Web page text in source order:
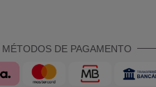
MÉTODOS DE PAGAMENTO